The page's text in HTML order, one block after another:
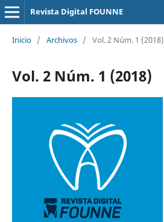
Revista Digital FOUNNE
Inicio / Archivos / Vol. 2 Núm. 1 (2018)
Vol. 2 Núm. 1 (2018)